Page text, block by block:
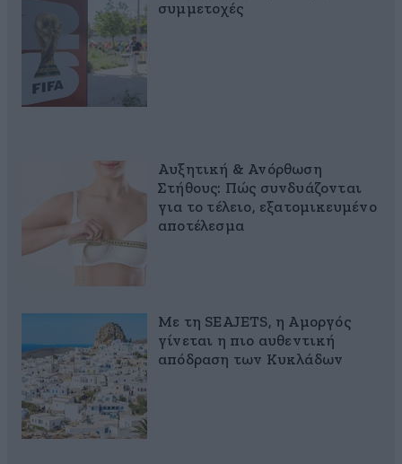
συμμετοχές
Αυξητική & Ανόρθωση
Στήθους: Πώς συνδυάζονται
για το τέλειο, εξατομικευμένο
αποτέλεσμα
Με τη SEAJETS, η Αμοργός
γίνεται η πιο αυθεντική
απόδραση των Κυκλάδων